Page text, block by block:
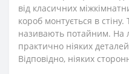
від класичних
короб монтується в
називають потайним. На
практично ніяких
Відповідно, ніяких